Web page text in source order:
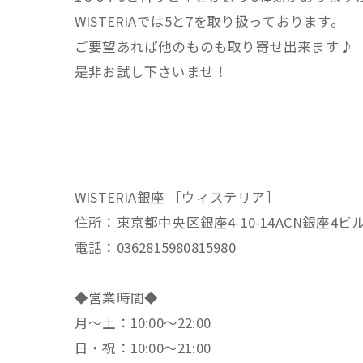
WISTERIAでは5と7を取り扱っております。
ご要望あれば他のものも取り寄せ出来ます♪
是非お試し下さいませ！
WISTERIA銀座 ［ウィステリア］
住所：東京都中央区銀座4-10-14ACN銀座4ビ
電話：0362815980815980
◆営業時間◆
月～土：10:00～22:00
日・祝：10:00～21:00